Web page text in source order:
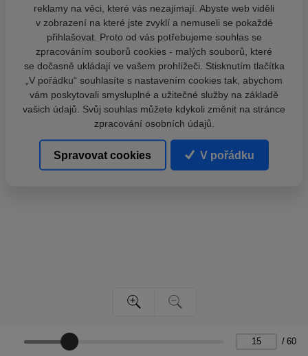
/ 60
reklamy na věci, které vás nezajímají. Abyste web viděli
v zobrazení na které jste zvyklí a nemuseli se pokaždé
přihlašovat. Proto od vás potřebujeme souhlas se
zpracováním souborů cookies - malých souborů, které
se dočasně ukládají ve vašem prohlížeči. Stisknutím tlačítka
„V pořádku“ souhlasíte s nastavením cookies tak, abychom
vám poskytovali smysluplné a užitečné služby na základě
vašich údajů. Svůj souhlas můžete kdykoli změnit na stránce
zpracování osobních údajů.
Spravovat cookies V pořádku